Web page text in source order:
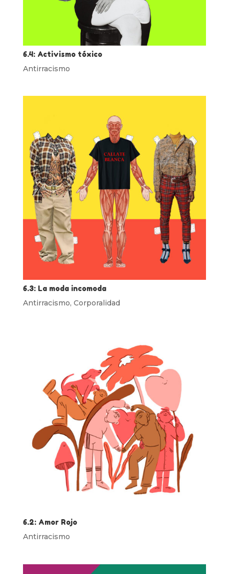
6.4: Activismo tóxico
Antirracismo
6.3: La moda incomoda
Antirracismo, Corporalidad
6.2: Amor Rojo
Antirracismo